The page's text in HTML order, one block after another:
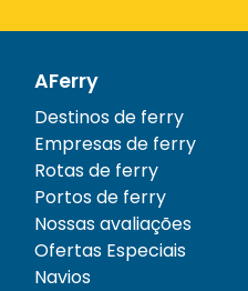
AFerry
Destinos de ferry
Empresas de ferry
Rotas de ferry
Portos de ferry
Nossas avaliações
Ofertas Especiais
Navios